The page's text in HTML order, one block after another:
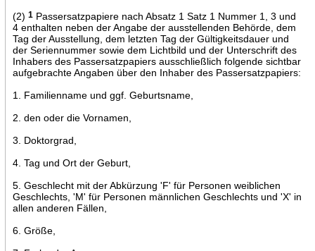
(2) 1Passersatzpapiere nach Absatz 1 Satz 1 Nummer 1, 3 und
4 enthalten neben der Angabe der ausstellenden Behörde, dem
Tag der Ausstellung, dem letzten Tag der Gültigkeitsdauer und
der Seriennummer sowie dem Lichtbild und der Unterschrift des
Inhabers des Passersatzpapiers ausschließlich folgende sichtbar
aufgebrachte Angaben über den Inhaber des Passersatzpapiers:
1. Familienname und ggf. Geburtsname,
2. den oder die Vornamen,
3. Doktorgrad,
4. Tag und Ort der Geburt,
5. Geschlecht mit der Abkürzung 'F' für Personen weiblichen
Geschlechts, 'M' für Personen männlichen Geschlechts und 'X' in
allen anderen Fällen,
6. Größe,